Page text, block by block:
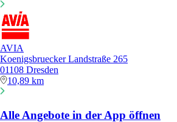
AVIA
Koenigsbruecker Landstraße 265
01108 Dresden
10,89 km
Alle Angebote in der App öffnen